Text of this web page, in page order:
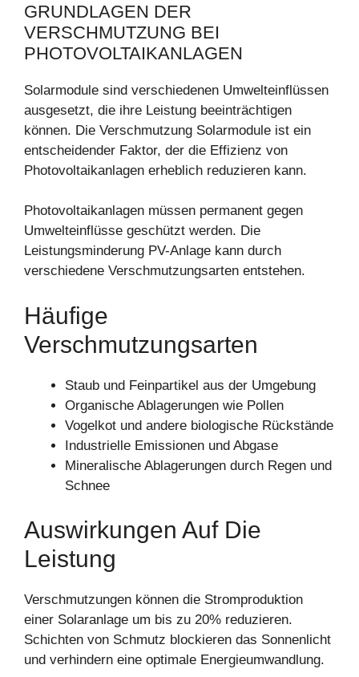
GRUNDLAGEN DER
VERSCHMUTZUNG BEI
PHOTOVOLTAIKANLAGEN
Solarmodule sind verschiedenen Umwelteinflüssen
ausgesetzt, die ihre Leistung beeinträchtigen
können. Die Verschmutzung Solarmodule ist ein
entscheidender Faktor, der die Effizienz von
Photovoltaikanlagen erheblich reduzieren kann.
Photovoltaikanlagen müssen permanent gegen
Umwelteinflüsse geschützt werden. Die
Leistungsminderung PV-Anlage kann durch
verschiedene Verschmutzungsarten entstehen.
Häufige
Verschmutzungsarten
Staub und Feinpartikel aus der Umgebung
Organische Ablagerungen wie Pollen
Vogelkot und andere biologische Rückstände
Industrielle Emissionen und Abgase
Mineralische Ablagerungen durch Regen und
Schnee
Auswirkungen Auf Die
Leistung
Verschmutzungen können die Stromproduktion
einer Solaranlage um bis zu 20% reduzieren.
Schichten von Schmutz blockieren das Sonnenlicht
und verhindern eine optimale Energieumwandlung.